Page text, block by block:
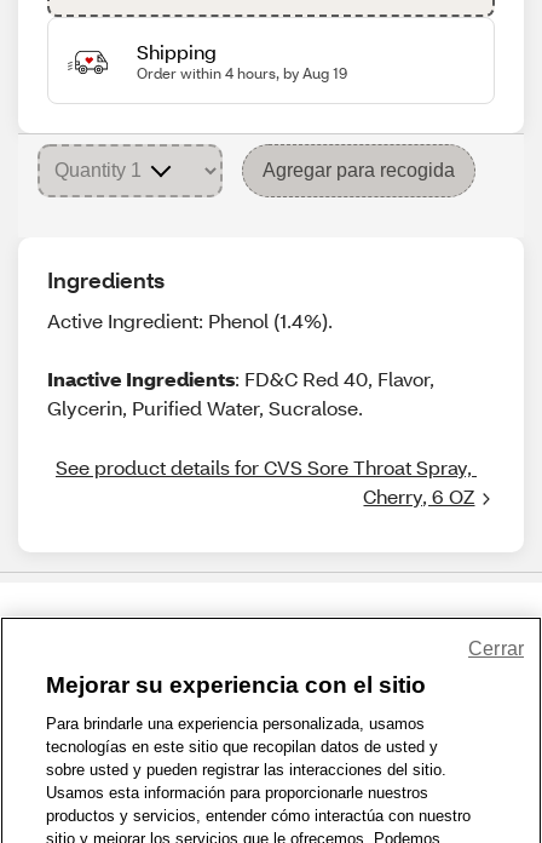
Shipping
Order within 4 hours, by Aug 19
Agregar para recogida
Ingredients
Active Ingredient: Phenol (1.4%).
Inactive Ingredients: FD&C Red 40, Flavor,
Glycerin, Purified Water, Sucralose.
See product details for CVS Sore Throat Spray,
Cherry, 6 OZ
1-800-679-9691 | Contáctenos | Términos de Uso | Accesibilidad
Política de Privacidad | WA Privacy Policy | Mapa del sitio
Zona de Bienestar | © 1999 - 2026 CVS.com
Mejorar su experiencia con el sitio
Para brindarle una experiencia personalizada, usamos
tecnologías en este sitio que recopilan datos de usted y
sobre usted y pueden registrar las interacciones del sitio.
Usamos esta información para proporcionarle nuestros
productos y servicios, entender cómo interactúa con nuestro
sitio y mejorar los servicios que le ofrecemos. Podemos
Cerrar